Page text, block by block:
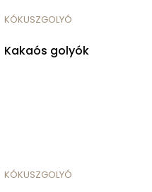
KÓKUSZGOLYÓ
Kakaós golyók
KÓKUSZGOLYÓ